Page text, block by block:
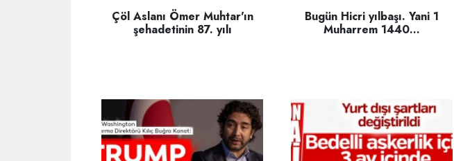
Çöl Aslanı Ömer Muhtar'ın
şehadetinin 87. yılı
Bugün Hicri yılbaşı. Yani 1
Muharrem 1440…